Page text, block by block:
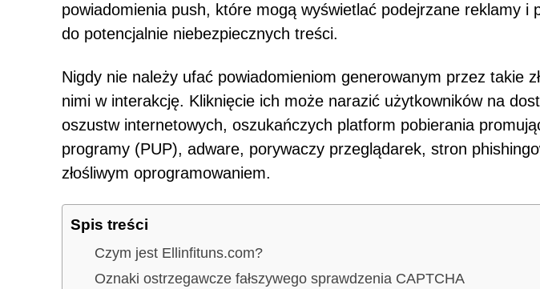
powiadomienia push, które mogą wyświetlać podejrzane reklamy i
do potencjalnie niebezpiecznych treści.
Nigdy nie należy ufać powiadomieniom generowanym przez takie
nimi w interakcję. Kliknięcie ich może narazić użytkowników na
oszustw internetowych, oszukańczych platform pobierania
programy (PUP), adware, porywaczy przeglądarek, stron
złośliwym oprogramowaniem.
Spis treści
Czym jest Ellinfituns.com?
Oznaki ostrzegawcze fałszywego sprawdzenia CAPTCHA